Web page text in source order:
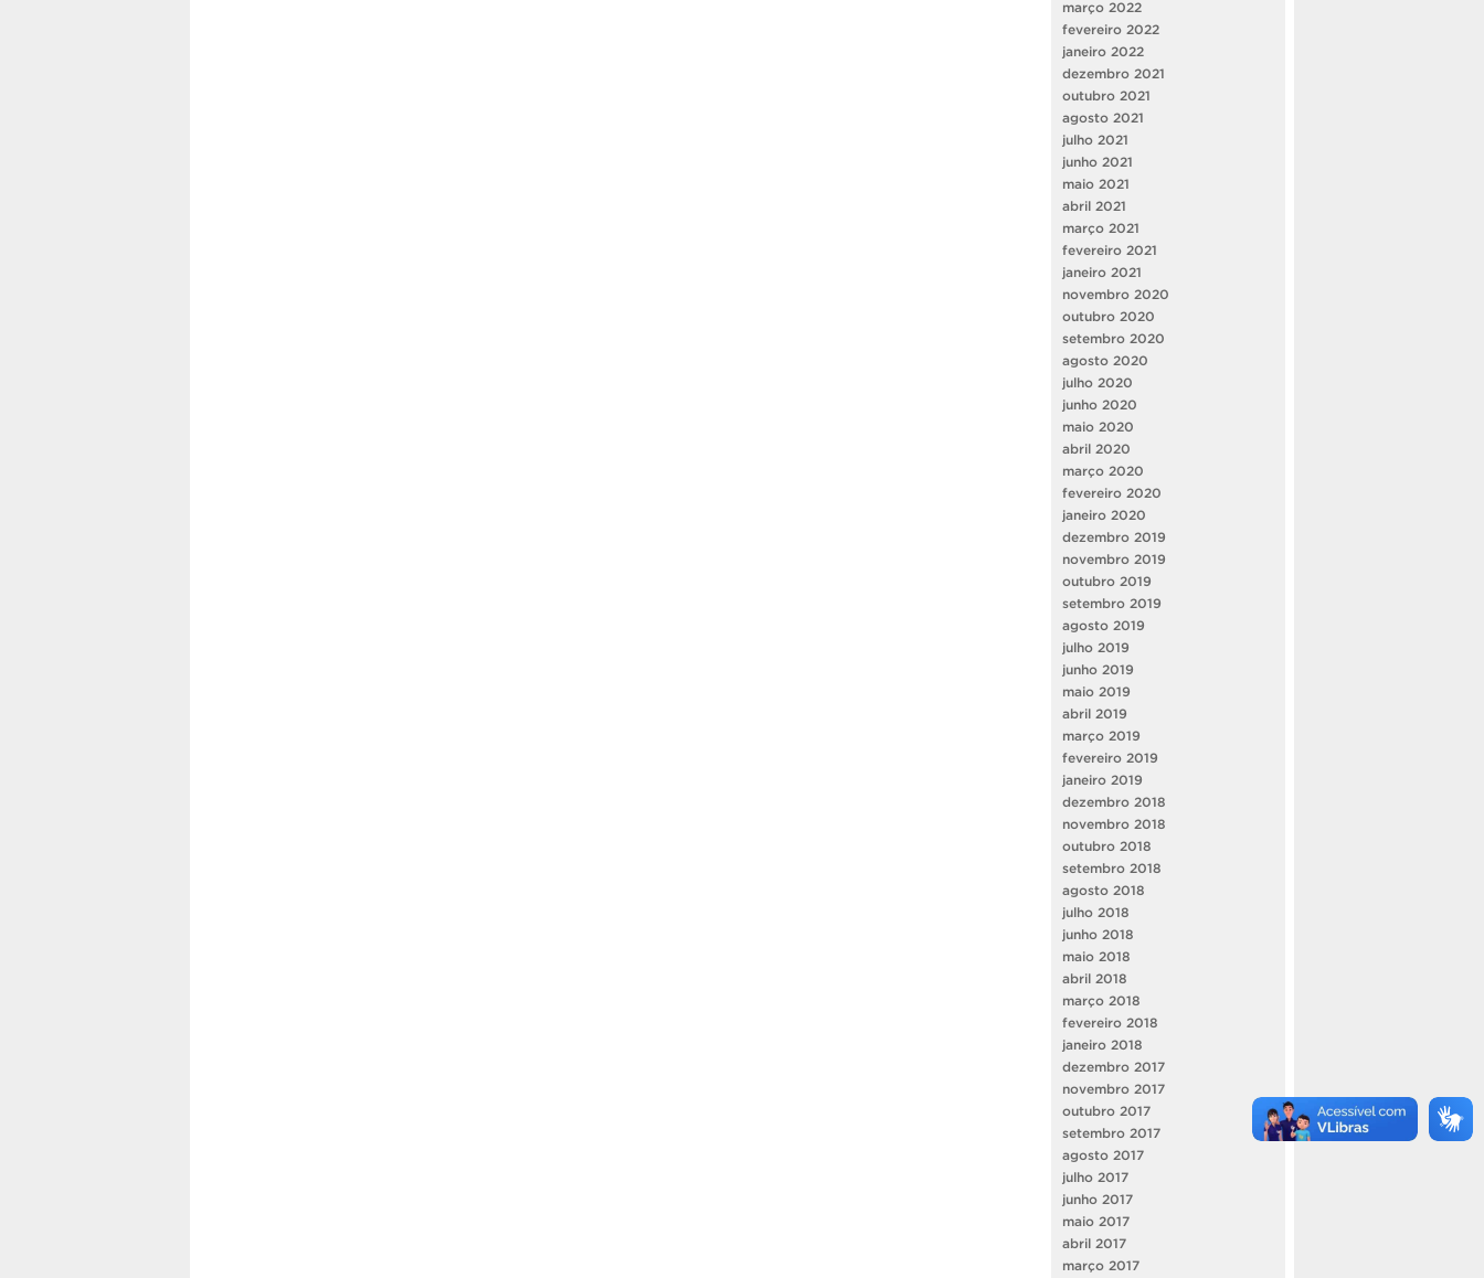
março 2022
fevereiro 2022
janeiro 2022
dezembro 2021
outubro 2021
agosto 2021
julho 2021
junho 2021
maio 2021
abril 2021
março 2021
fevereiro 2021
janeiro 2021
novembro 2020
outubro 2020
setembro 2020
agosto 2020
julho 2020
junho 2020
maio 2020
abril 2020
março 2020
fevereiro 2020
janeiro 2020
dezembro 2019
novembro 2019
outubro 2019
setembro 2019
agosto 2019
julho 2019
junho 2019
maio 2019
abril 2019
março 2019
fevereiro 2019
janeiro 2019
dezembro 2018
novembro 2018
outubro 2018
setembro 2018
agosto 2018
julho 2018
junho 2018
maio 2018
abril 2018
março 2018
fevereiro 2018
janeiro 2018
dezembro 2017
novembro 2017
outubro 2017
setembro 2017
agosto 2017
julho 2017
junho 2017
maio 2017
abril 2017
março 2017